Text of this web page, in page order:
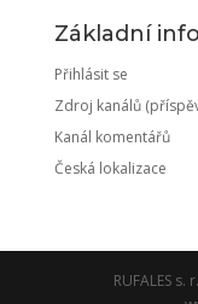
Základní
Přihlásit se
Zdroj kanálů
Kanál komentářů
Česká lokalizace
RUFALES